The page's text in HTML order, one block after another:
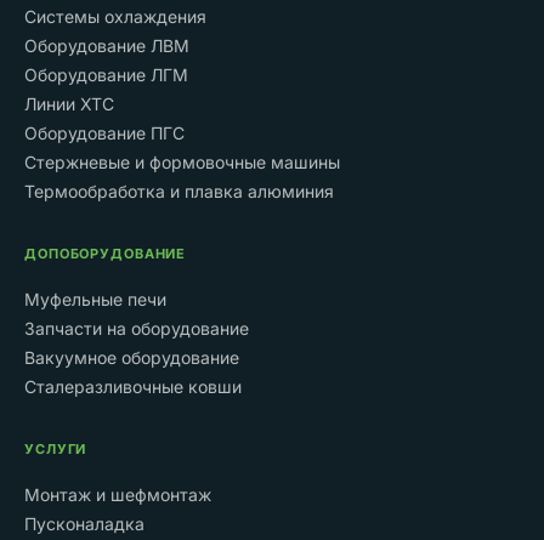
Системы охлаждения
Оборудование ЛВМ
Оборудование ЛГМ
Линии ХТС
Оборудование ПГС
Стержневые и формовочные машины
Термообработка и плавка алюминия
ДОПОБОРУДОВАНИЕ
Муфельные печи
Запчасти на оборудование
Вакуумное оборудование
Сталеразливочные ковши
УСЛУГИ
Монтаж и шефмонтаж
Пусконаладка